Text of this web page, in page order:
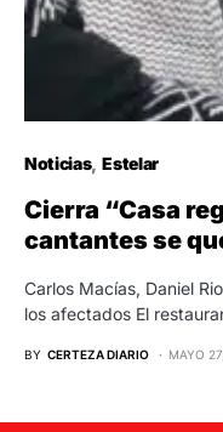
Noticias Estelar
Cierra “Casa
cantantes se
Carlos Macías, Daniel
los afectados El
BY CERTEZA DIARIO MAYO